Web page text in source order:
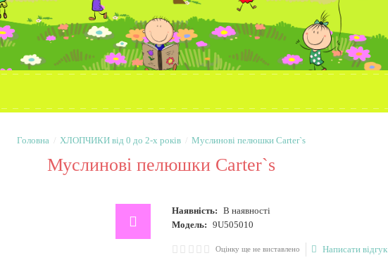
ХЛОПЧИКИ від 0 до 2-х років Муслинові пелюшки Carter`s
Муслинові пелюшки Carter`s
Наявність: В наявності
Модель: 9U505010
Оцінку ще не виставлено Написати відгук